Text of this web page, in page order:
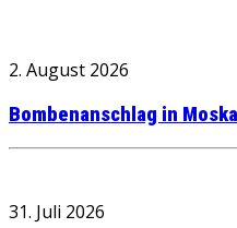
2. August 2026
Bombenanschlag in
31. Juli 2026